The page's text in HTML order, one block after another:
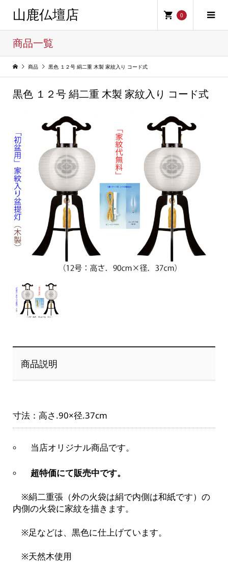
山鹿仏壇店 0
商品一覧
商品 黒色 １２号 絹二重 木製 家紋入り コード式
黒色 １２号 絹二重 木製 家紋入り コード式
商品説明
寸法：高さ.90×径.37cm
当店オリジナル商品です。
超特価にて販売中です。
※絹二重張（外の火袋は絹で内側は和紙です）の
内側の火袋に家紋を描きます。
※足などは、黒色に仕上げています。
※天然木使用